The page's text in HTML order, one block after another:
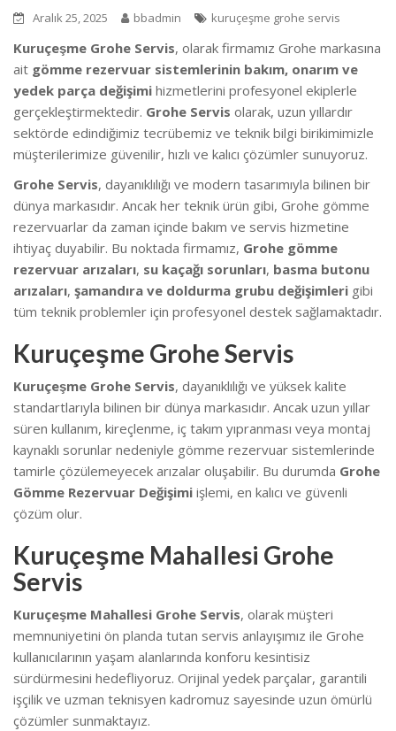
Aralık 25, 2025 bbadmin kuruçeşme grohe servis
Kuruçeşme Grohe Servis, olarak firmamız Grohe markasına
ait gömme rezervuar sistemlerinin bakım, onarım ve
yedek parça değişimi hizmetlerini profesyonel ekiplerle
gerçekleştirmektedir. Grohe Servis olarak, uzun yıllardır
sektörde edindiğimiz tecrübemiz ve teknik bilgi birikimimizle
müşterilerimize güvenilir, hızlı ve kalıcı çözümler sunuyoruz.
Grohe Servis, dayanıklılığı ve modern tasarımıyla bilinen bir
dünya markasıdır. Ancak her teknik ürün gibi, Grohe gömme
rezervuarlar da zaman içinde bakım ve servis hizmetine
ihtiyaç duyabilir. Bu noktada firmamız, Grohe gömme
rezervuar arızaları, su kaçağı sorunları, basma butonu
arızaları, şamandıra ve doldurma grubu değişimleri gibi
tüm teknik problemler için profesyonel destek sağlamaktadır.
Kuruçeşme Grohe Servis
Kuruçeşme Grohe Servis, dayanıklılığı ve yüksek kalite
standartlarıyla bilinen bir dünya markasıdır. Ancak uzun yıllar
süren kullanım, kireçlenme, iç takım yıpranması veya montaj
kaynaklı sorunlar nedeniyle gömme rezervuar sistemlerinde
tamirle çözülemeyecek arızalar oluşabilir. Bu durumda Grohe
Gömme Rezervuar Değişimi işlemi, en kalıcı ve güvenli
çözüm olur.
Kuruçeşme Mahallesi Grohe
Servis
Kuruçeşme Mahallesi Grohe Servis, olarak müşteri
memnuniyetini ön planda tutan servis anlayışımız ile Grohe
kullanıcılarının yaşam alanlarında konforu kesintisiz
sürdürmesini hedefliyoruz. Orijinal yedek parçalar, garantili
işçilik ve uzman teknisyen kadromuz sayesinde uzun ömürlü
çözümler sunmaktayız.